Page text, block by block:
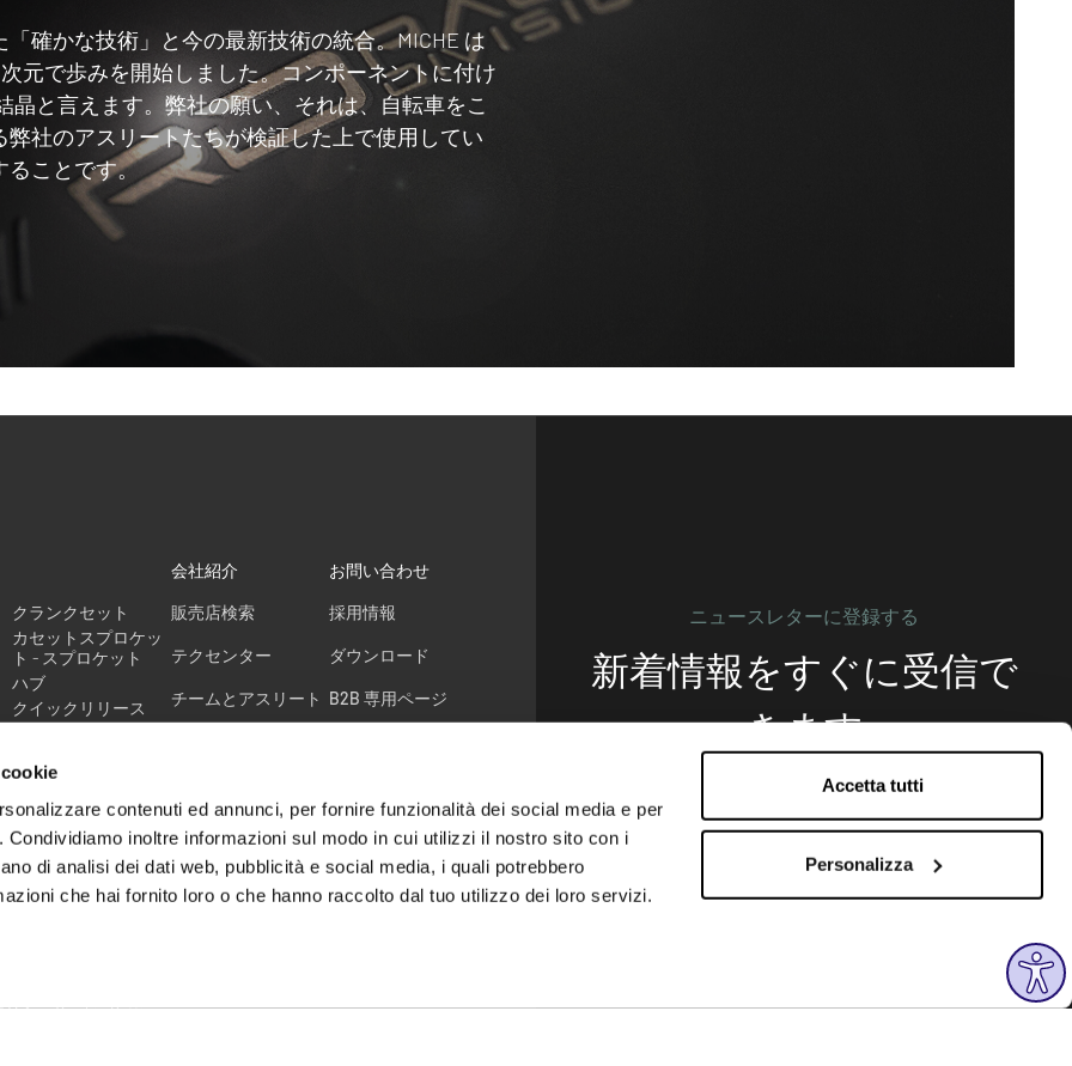
contenuti ed annunci, per fornire funzionalità dei social media e per
inoltre informazioni sul modo in cui utilizzi il nostro sito con i
di analisi dei dati web, pubblicità e social media, i quali potrebbero
che hai fornito loro o che hanno raccolto dal tuo utilizzo dei loro servizi.
Accetta tutti
Personalizza
確かな技術」と今の最新技術の統合。MICHE は
元で歩みを開始しました。コンポーネントに付け
と言えます。弊社の願い、それは、自転車をこ
社のアスリートたちが検証した上で使用してい
ることです。
ニュースレターに登録する
新着情報をすぐに受信で
きます
Subscribe
クランクセット
カセットスプロケッ
ト - スプロケット
ハブ
クイックリリース
会社紹介
販売店検索
テクセンター
チームとアスリート
の延長
CRASH
REPLACEMENT -
WHEEL BE BACK
お問い合わせ
採用情報
ダウンロード
B2B 専用ページ
リシーCookie Settings